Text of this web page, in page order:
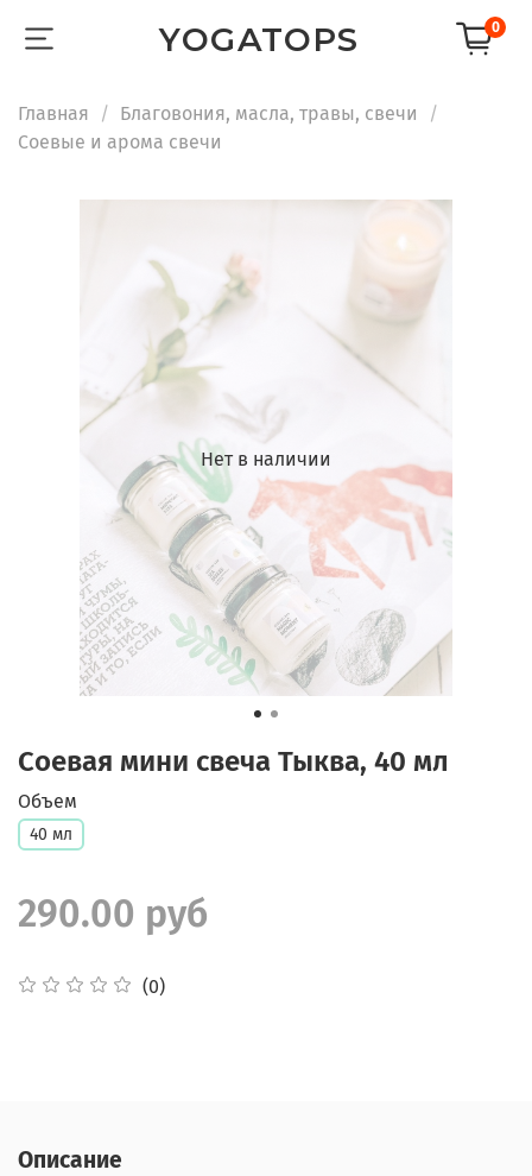
YOGATOPS 0
Главная
Благовония, масла, травы, свечи
Соевые и арома свечи
Нет в наличии
Соевая мини свеча Тыква, 40 мл
(0)
Объем
40 мл
290.00 руб
Описание